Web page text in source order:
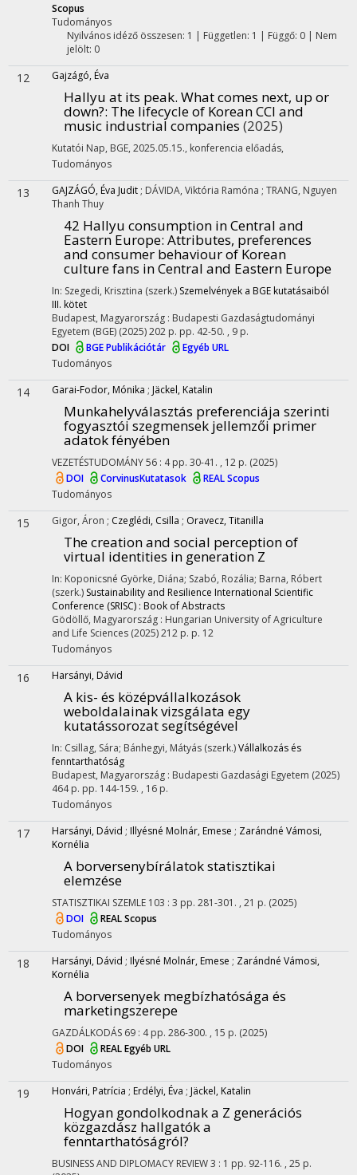
Scopus
Tudományos
Nyilvános idéző összesen: 1 | Független: 1 | Függő: 0 | Nem
jelölt: 0
12 Gajzágó, Éva
Hallyu at its peak. What comes next, up or
down?: The lifecycle of Korean CCI and
music industrial companies (2025)
Kutatói Nap, BGE, 2025.05.15., konferencia előadás,
Tudományos
13 GAJZÁGÓ, Éva Judit ; DÁVIDA, Viktória Ramóna ; TRANG, Nguyen
Thanh Thuy
42 Hallyu consumption in Central and
Eastern Europe: Attributes, preferences
and consumer behaviour of Korean
culture fans in Central and Eastern Europe
In: Szegedi, Krisztina (szerk.) Szemelvények a BGE kutatásaiból
III. kötet
Budapest, Magyarország : Budapesti Gazdaságtudományi
Egyetem (BGE) (2025)202 p. pp. 42-50. , 9 p.
DOI
BGE Publikációtár
Egyéb URL
Tudományos
14 Garai-Fodor, Mónika ; Jäckel, Katalin
Munkahelyválasztás preferenciája szerinti
fogyasztói szegmensek jellemzői primer
adatok fényében
VEZETÉSTUDOMÁNY56 : 4 pp. 30-41. , 12 p. (2025)
DOI
CorvinusKutatasok REALScopus
Tudományos
15 Gigor, Áron ; Czeglédi, Csilla ; Oravecz, Titanilla
The creation and social perception of
virtual identities in generation Z
In: Koponicsné Györke, Diána; Szabó, Rozália; Barna, Róbert
(szerk.) Sustainability and Resilience International Scientific
Conference (SRISC) : Book of Abstracts
Gödöllő, Magyarország : Hungarian University of Agriculture
and Life Sciences (2025)212 p. p. 12
Tudományos
16 Harsányi, Dávid
A kis- és középvállalkozások
weboldalainak vizsgálata egy
kutatássorozat segítségével
In: Csillag, Sára; Bánhegyi, Mátyás (szerk.)Vállalkozás és
fenntarthatóság
Budapest, Magyarország : Budapesti Gazdasági Egyetem (2025)
464 p. pp. 144-159. , 16 p.
Tudományos
17 Harsányi, Dávid ; Illyésné Molnár, Emese ; Zarándné Vámosi,
Kornélia
A borversenybírálatok statisztikai
elemzése
STATISZTIKAI SZEMLE 103 : 3 pp. 281-301. , 21 p. (2025)
DOI
REALScopus
Tudományos
18 Harsányi, Dávid ; Ilyésné Molnár, Emese ; Zarándné Vámosi,
Kornélia
A borversenyek megbízhatósága és
marketingszerepe
GAZDÁLKODÁS 69 : 4 pp. 286-300. , 15 p. (2025)
DOI
REALEgyéb URL
Tudományos
19 Honvári, Patrícia ; Erdélyi, Éva ; Jäckel, Katalin
Hogyan gondolkodnak a Z generációs
közgazdász hallgatók a
fenntarthatóságról?
BUSINESS AND DIPLOMACY REVIEW3 : 1 pp. 92-116. , 25 p.